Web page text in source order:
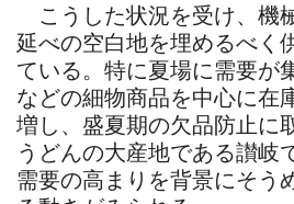
こうした状況を受け、機
延べの空白地を埋めるべく
ている。特に夏場に需要が
などの細物商品を中心に在
増し、盛夏期の欠品防止に
うどんの大産地である讃岐
需要の高まりを背景にそう